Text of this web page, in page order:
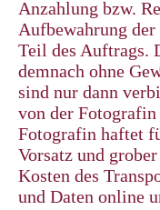
Anzahlung bzw.
Aufbewahrung
Teil des Auftrags.
demnach ohne
sind nur dann
von der
Fotografin haftet
Vorsatz und
Kosten des
und Daten online